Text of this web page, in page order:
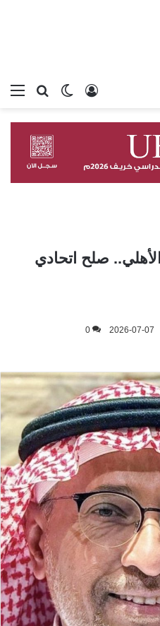
بحثالوضع
تسجيل الدخول
صلح اتحادي
2026-07-07
0